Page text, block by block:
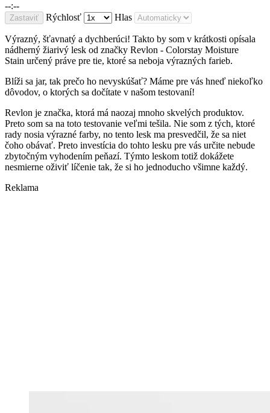
--:--
Zastaviť Rýchlosť Hlas
Výrazný, šťavnatý a dychberúci! Takto by som v krátkosti opísala
nádherný žiarivý lesk od značky Revlon - Colorstay Moisture
Stain určený práve pre tie, ktoré sa neboja výrazných farieb.
Blíži sa jar, tak prečo ho nevyskúšať? Máme pre vás hneď niekoľko
dôvodov, o ktorých sa dočítate v našom testovaní!
Revlon je značka, ktorá má naozaj mnoho skvelých produktov.
Preto som sa na toto testovanie veľmi tešila. Nie som z tých, ktoré
rady nosia výrazné farby, no tento lesk ma presvedčil, že sa niet
čoho obávať. Preto investícia do tohto lesku pre vás určite nebude
zbytočným vyhodením peňazí. Týmto leskom totiž dokážete
nesmierne oživiť líčenie tak, že si ho jednoducho všimne každý.
Reklama